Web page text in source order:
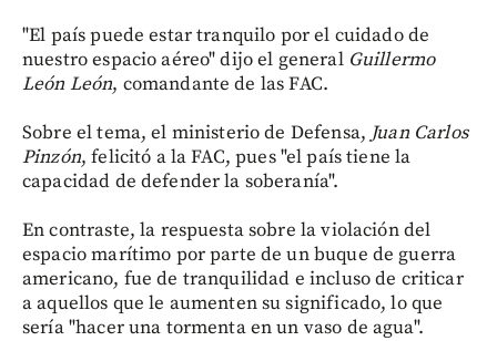
"El país puede estar tranquilo por el cuidado de
nuestro espacio aéreo" dijo el general Guillermo
León León, comandante de las FAC.
Sobre el tema, el ministerio de Defensa, Juan Carlos
Pinzón, felicitó a la FAC, pues "el país tiene la
capacidad de defender la soberanía".
En contraste, la respuesta sobre la violación del
espacio marítimo por parte de un buque de guerra
americano, fue de tranquilidad e incluso de criticar
a aquellos que le aumenten su significado, lo que
sería "hacer una tormenta en un vaso de agua".